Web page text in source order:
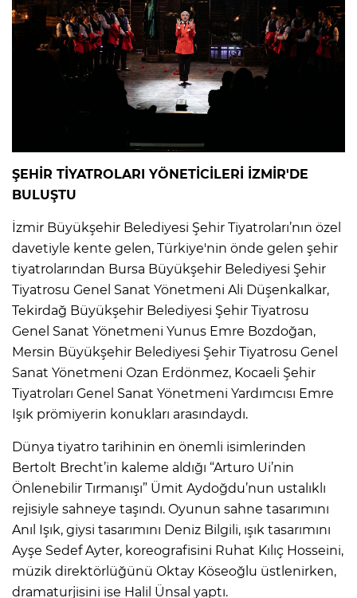
ŞEHİR TİYATROLARI YÖNETİCİLERİ İZMİR'DE
BULUŞTU
İzmir Büyükşehir Belediyesi Şehir Tiyatroları’nın özel
davetiyle kente gelen, Türkiye'nin önde gelen şehir
tiyatrolarından Bursa Büyükşehir Belediyesi Şehir
Tiyatrosu Genel Sanat Yönetmeni Ali Düşenkalkar,
Tekirdağ Büyükşehir Belediyesi Şehir Tiyatrosu
Genel Sanat Yönetmeni Yunus Emre Bozdoğan,
Mersin Büyükşehir Belediyesi Şehir Tiyatrosu Genel
Sanat Yönetmeni Ozan Erdönmez, Kocaeli Şehir
Tiyatroları Genel Sanat Yönetmeni Yardımcısı Emre
Işık prömiyerin konukları arasındaydı.
Dünya tiyatro tarihinin en önemli isimlerinden
Bertolt Brecht’in kaleme aldığı “Arturo Ui’nin
Önlenebilir Tırmanışı” Ümit Aydoğdu’nun ustalıklı
rejisiyle sahneye taşındı. Oyunun sahne tasarımını
Anıl Işık, giysi tasarımını Deniz Bilgili, ışık tasarımını
Ayşe Sedef Ayter, koreografisini Ruhat Kılıç Hosseini,
müzik direktörlüğünü Oktay Köseoğlu üstlenirken,
dramaturjisini ise Halil Ünsal yaptı.